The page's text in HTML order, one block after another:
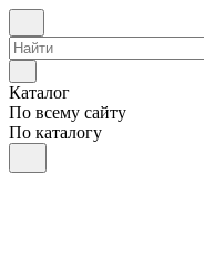
Каталог
По всему сайту
По каталогу